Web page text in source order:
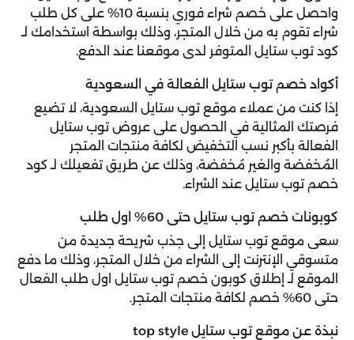
واحصل على خصم شراء فوري بنسبة 10% على كل طلب
شراء تقوم به من خلال المتجر، وذلك بواسطة استخدامك لـ
كود توب ستايل المتوفر لدى موقعنا عند الدفع.
أكواد خصم توب ستايل الفعالة في السعودية
إذا كنت من عملاء موقع توب ستايل السعودية، لا تضيع
فرصتك المثالية في الحصول على عروض توب ستايل
الفعالة بأكبر نسب التخفيض لكافة منتجات المتجر
المُخفضة والغير مُخفضة، وذلك عن طريق تفعيلك لـ كود
خصم توب ستايل عند الشراء.
كوبونات خصم توب ستايل حتى 60% اول طلب
سعى موقع توب ستايل إلى جذب شريحة جديدة من
متسوقي الإنترنت إلى الشراء من خلال المتجر، وذلك ما دفع
الموقع لـ إطلاق كوبون خصم توب ستايل اول طلب الفعال
حتى 60% خصم لكافة منتجات المتجر.
نبذة عن موقع توب ستايل top style